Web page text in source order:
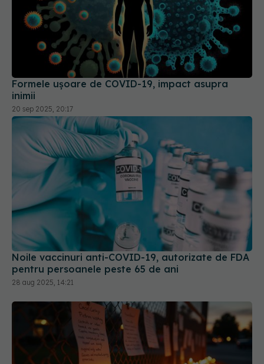
Formele ușoare de COVID-19, impact asupra
inimii
20 sep 2025, 20:17
Noile vaccinuri anti-COVID-19, autorizate de FDA
pentru persoanele peste 65 de ani
28 aug 2025, 14:21